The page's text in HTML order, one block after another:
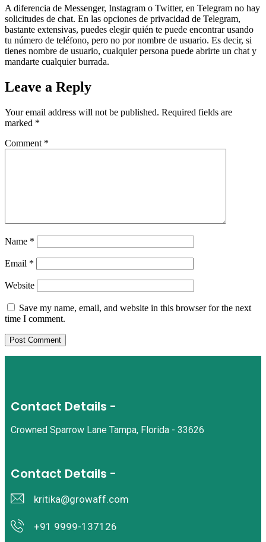
A diferencia de Messenger, Instagram o Twitter, en Telegram no hay
solicitudes de chat. En las opciones de privacidad de Telegram,
bastante extensivas, puedes elegir quién te puede encontrar usando
tu número de teléfono, pero no por nombre de usuario. Es decir, si
tienes nombre de usuario, cualquier persona puede abrirte un chat y
mandarte cualquier burrada.
Leave a Reply
Your email address will not be published. Required fields are
marked *
Comment *
Name *
Email *
Website
Save my name, email, and website in this browser for the next
time I comment.
Contact Details -
Crowned Sparrow Lane Tampa, Florida - 33626
Contact Details -
kritika@growaff.com
+91 9999-137126